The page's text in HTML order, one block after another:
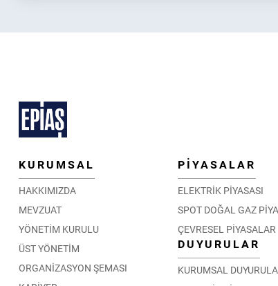
KURUMSAL
HAKKIMIZDA
MEVZUAT
YÖNETİM KURULU
ÜST YÖNETİM
ORGANİZASYON ŞEMASI
PİYASALAR
ELEKTRİK PİYASASI
SPOT DOĞAL GAZ
ÇEVRESEL PİYASALAR
DUYURULAR
KURUMSAL